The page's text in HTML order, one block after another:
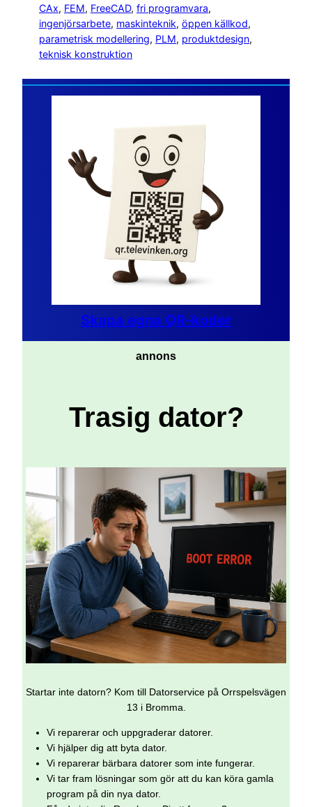
CAx, FEM, FreeCAD, fri programvara
ingenjörsarbete, maskinteknik, öppen källkod
parametrisk modellering, PLM, produktdesign
teknisk konstruktion
Skapa egna QR-koder
annons
Trasig dator?
Startar inte datorn? Kom till Datorservice på Orrspelsvägen
13 i Bromma.
Vi reparerar och uppgraderar datorer.
Vi hjälper dig att byta dator.
Vi reparerar bärbara datorer som inte fungerar.
Vi tar fram lösningar som gör att du kan köra gamla
program på din nya dator.